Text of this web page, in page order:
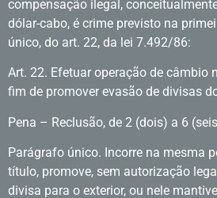
compensação ilegal,
dólar-cabo, é crime previsto na
único, do art. 22, da lei 7.492/86:
Art. 22. Efetuar operação de câmbio
fim de promover evasão de divisas
Pena – Reclusão, de 2 (dois) a 6
Parágrafo único. Incorre na mesma
título, promove, sem autorização
divisa para o exterior, ou nele